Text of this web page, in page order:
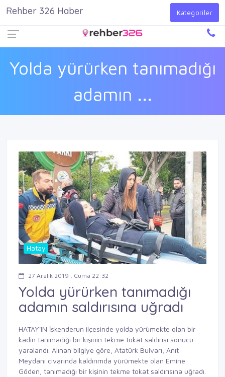
Giriş Yap
Yolda yürürken tanımadığı
adamın ...
Rehber 326 Haber Kategoriler
Hatay
27 Aralık 2019 , Cuma 22:32
Yolda yürürken tanımadığı
adamın saldırısına uğradı
HATAY'IN İskenderun ilçesinde yolda yürümekte olan bir
kadın tanımadığı bir kişinin tekme tokat saldırısı sonucu
yaralandı. Alınan bilgiye göre, Atatürk Bulvarı, Anıt
Meydanı civarında kaldırımda yürümekte olan Emine
Göden, tanımadığı bir kişinin tekme tokat saldırısına uğradı.